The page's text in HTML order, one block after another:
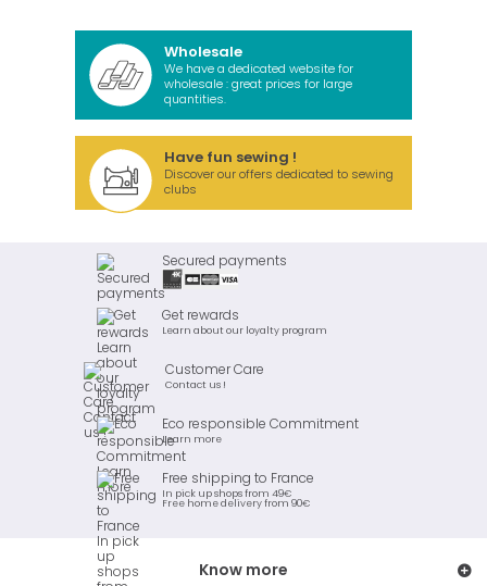
Wholesale
We have a dedicated website for
wholesale : great prices for large
quantities.
Have fun sewing !
Discover our offers dedicated to sewing
clubs
Secured payments
Get rewards
Learn about our loyalty program
Customer Care
Contact us !
Eco responsible Commitment
Learn more
Free shipping to France
In pick up shops from 49€
Free home delivery from 90€
Know more